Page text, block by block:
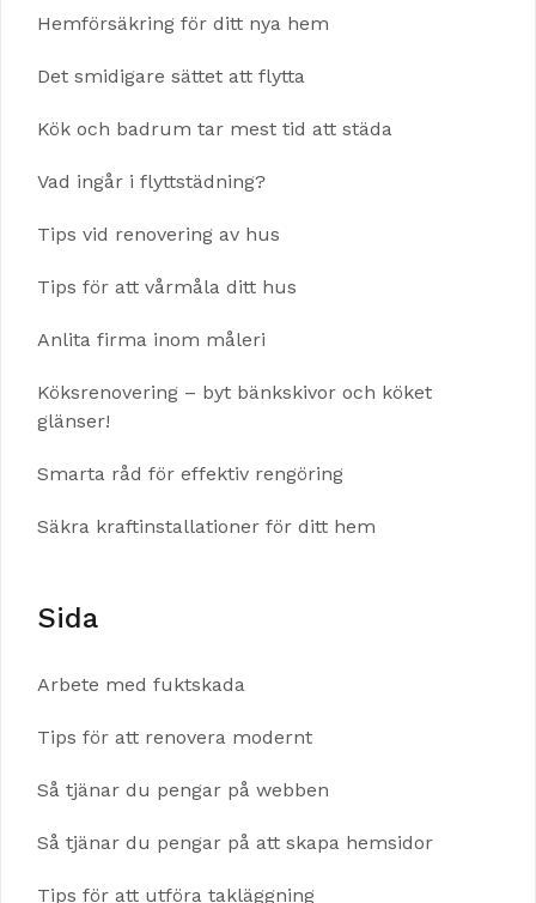
Hemförsäkring för ditt nya hem
Det smidigare sättet att flytta
Kök och badrum tar mest tid att städa
Vad ingår i flyttstädning?
Tips vid renovering av hus
Tips för att vårmåla ditt hus
Anlita firma inom måleri
Köksrenovering – byt bänkskivor och köket
glänser!
Smarta råd för effektiv rengöring
Säkra kraftinstallationer för ditt hem
Sida
Arbete med fuktskada
Tips för att renovera modernt
Så tjänar du pengar på webben
Så tjänar du pengar på att skapa hemsidor
Tips för att utföra takläggning